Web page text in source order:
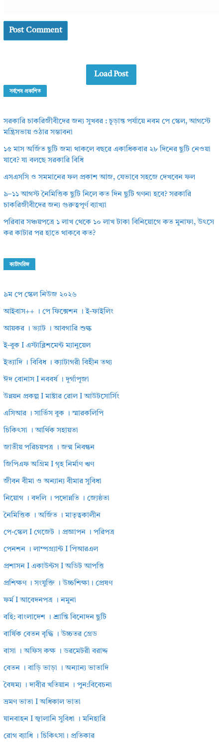
Load Post
সর্বশেষ প্রকাশিত
সরকারি চাকরিজীবীদের জন্য সুখবর : চূড়ান্ত পর্যায়ে নবম পে স্কেল, আগস্টে
মন্ত্রিসভায় ওঠার সম্ভাবনা
১৫ মাস অর্জিত ছুটি জমা থাকলে বছরে একাধিকবার ২৮ দিনের ছুটি নেওয়া
যাবে? যা বলছে সরকারি বিধি
এসএসসি ও সমমানের ফল প্রকাশ আজ, যেভাবে সহজে দেখবেন ফল
৯–১১ আগস্ট নৈমিত্তিক ছুটি নিলে কত দিন ছুটি গণনা হবে? সরকারি
চাকরিজীবীদের জন্য গুরুত্বপূর্ণ ব্যাখ্যা
পরিবার সঞ্চয়পত্রে ১ লাখ থেকে ১০ লাখ টাকা বিনিয়োগে কত মুনাফা, উৎসে
কর কাটার পর হাতে থাকবে কত?
ক্যাটাগরিজ
৯ম পে স্কেল নিউজ ২০২৬
আইবাস++ । পে ফিক্সেশন । ই-ফাইলিং
আয়কর । ভ্যাট । আবগারি শুল্ক
ই-বুক I এস্টাব্লিশমেন্ট ম্যানুয়েল
ইত্যাদি । বিবিধ । ক্যাটাগরী বিহীন তথ্য
ঈদ বোনাস I নববর্ষ । দূর্গাপূজা
উন্নয়ন প্রকল্প I মাষ্টার রোল I আউটসোর্সিং
এসিআর । সার্ভিস বুক । স্মারকলিপি
চিকিৎসা । আর্থিক সহায়তা
জাতীয় পরিচয়পত্র । জন্ম নিবন্ধন
জিপিএফ অগ্রিম I গৃহ নির্মাণ ঋণ
জীবন বীমা ও অন্যান্য বীমার সুবিধা
নিয়োগ । বদলি । পদোন্নতি । জ্যেষ্ঠতা
নৈমিত্তিক । অর্জিত । মাতৃত্বকালীন
পে-স্কেল I গেজেট । প্রজ্ঞাপন । পরিপত্র
পেনশন । লাম্পগ্র্যান্ট I পিআরএল
প্রশাসন I একাউন্টস I অডিট আপত্তি
প্রশিক্ষণ । সংযুক্তি । উচ্চশিক্ষা। প্রেষণ
ফর্ম I আবেদনপত্র । নমুনা
বহি: বাংলাদেশ । শ্রান্তি বিনোদন ছুটি
বার্ষিক বেতন বৃদ্ধি । উচ্চতর গ্রেড
বাসা । অফিস কক্ষ । ডরমেটরী বরাদ্দ
বেতন । বাড়ি ভাড়া । অন্যান্য ভাতাদি
বৈষম্য । দাবীর খতিয়ান । পুন:বিবেচনা
ভ্রমণ ভাতা I অধিকাল ভাতা
যানবাহন I জ্বালানি সুবিধা । মনিহারি
রোগ ব্যাধি । চিকিৎসা। প্রতিকার